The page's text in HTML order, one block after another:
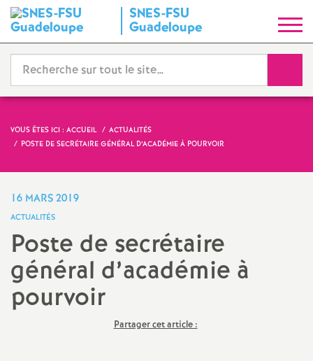
SNES-FSU
Guadeloupe
y
n
i
a
t
VOUS ÊTES ICI : ACCUEIL
ACTUALITÉS
POSTE DE SECRÉTAIRE GÉNÉRAL D’ACADÉMIE À POURVOIR
16 MARS 2019
ACTUALITÉS
Poste de secrétaire
général d’académie à
pourvoir
Partager cet article :